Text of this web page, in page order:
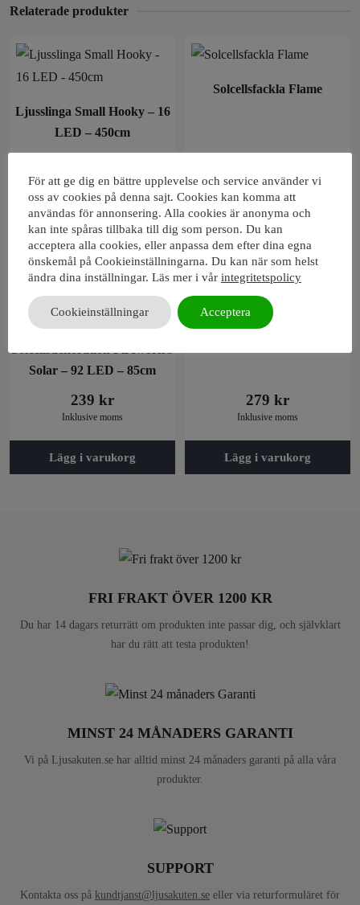
Relaterade produkter
Ljusslinga Small Hooky – 16
LED – 450cm
Inklusive moms
Lägg i varukorg
Solcellsfackla Flame
Inklusive moms
Lägg i varukorg
Solar – 92 LED – 85cm
239 kr
Inklusive moms
Lägg i varukorg
Ljusslinga Partaj – 16 LED –
279 kr
Inklusive moms
Lägg i varukorg
FRI FRAKT ÖVER 1200 KR
Du har 14 dagars returrätt om produkten inte passar dig, och självklart
har du rätt att testa produkten!
MINST 24 MÅNADERS GARANTI
Vi på Ljusakuten.se har alltid minst 24 månaders garanti på alla våra
produkter.
SUPPORT
Kontakta oss på kundtjanst@ljusakuten.se eller via returformuläret för
För att ge dig en bättre upplevelse och service använder vi
oss av cookies på denna sajt. Cookies kan komma att
användas för annonsering. Alla cookies är anonyma och
kan inte spåras tillbaka till dig som person. Du kan
acceptera alla cookies, eller anpassa dem efter dina egna
önskemål på Cookieinställningarna. Du kan när som helst
ändra dina inställningar. Läs mer i vår integritetspolicy
Cookieinställningar Acceptera